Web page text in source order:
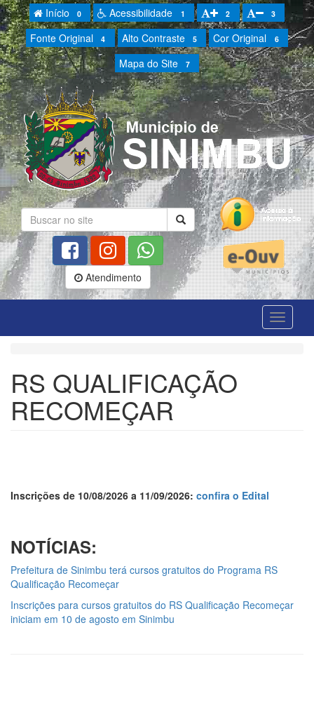
Início 0 Acessibilidade 1 2 3
Fonte Original 4 Alto Contraste 5 Cor Original 6
Mapa do Site 7
Atendimento
RS QUALIFICAÇÃO
RECOMEÇAR
Inscrições de 10/08/2026 a 11/09/2026: confira o Edital
NOTÍCIAS:
Prefeitura de Sinimbu terá cursos gratuitos do Programa RS
Qualificação Recomeçar
Inscrições para cursos gratuitos do RS Qualificação Recomeçar
iniciam em 10 de agosto em Sinimbu